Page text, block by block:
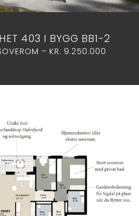
403 I BYGG BB1-2
– KR. 9.250.000